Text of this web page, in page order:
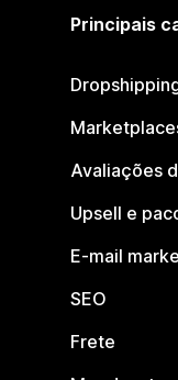
Principais
Avaliações
Upsell e
E-mail
SEO
Frete